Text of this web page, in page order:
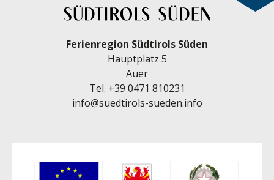
Ferienregion Südtirols Süden
Hauptplatz 5
Auer
Tel. +39 0471 810231
info@suedtirols-sueden.info